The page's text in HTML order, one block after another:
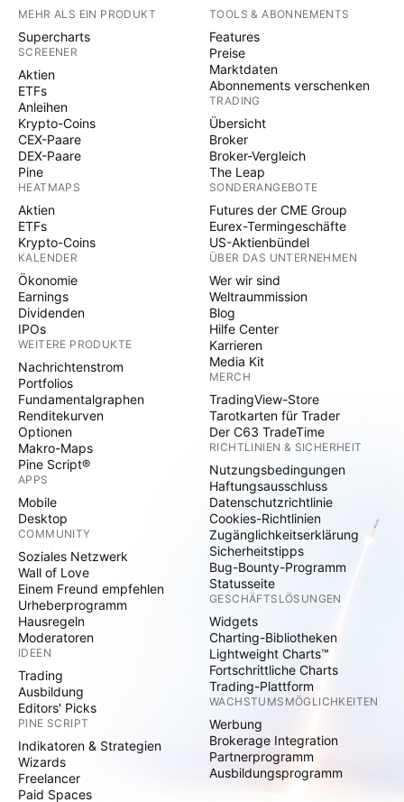
MEHR ALS EIN PRODUKT
Supercharts
SCREENER
Aktien
ETFs
Anleihen
Krypto-Coins
CEX-Paare
DEX-Paare
Pine
HEATMAPS
Aktien
ETFs
Krypto-Coins
KALENDER
Ökonomie
Earnings
Dividenden
IPOs
WEITERE PRODUKTE
Nachrichtenstrom
Portfolios
Fundamentalgraphen
Renditekurven
Optionen
Makro-Maps
Pine Script®
APPS
Mobile
Desktop
COMMUNITY
Soziales Netzwerk
Wall of Love
Einem Freund empfehlen
Urheberprogramm
Hausregeln
Moderatoren
IDEEN
Trading
Ausbildung
Editors' Picks
PINE SCRIPT
Indikatoren & Strategien
Wizards
Freelancer
Paid Spaces
TOOLS & ABONNEMENTS
Features
Preise
Marktdaten
Abonnements verschenken
TRADING
Übersicht
Broker
Broker-Vergleich
The Leap
SONDERANGEBOTE
Futures der CME Group
Eurex-Termingeschäfte
US-Aktienbündel
ÜBER DAS UNTERNEHMEN
Wer wir sind
Weltraummission
Blog
Hilfe Center
Karrieren
Media Kit
MERCH
TradingView-Store
Tarotkarten für Trader
Der C63 TradeTime
RICHTLINIEN & SICHERHEIT
Nutzungsbedingungen
Haftungsausschluss
Datenschutzrichtlinie
Cookies-Richtlinien
Zugänglichkeitserklärung
Sicherheitstipps
Bug-Bounty-Programm
Statusseite
GESCHÄFTSLÖSUNGEN
Widgets
Charting-Bibliotheken
Lightweight Charts™
Fortschrittliche Charts
Trading-Plattform
WACHSTUMSMÖGLICHKEITEN
Werbung
Brokerage Integration
Partnerprogramm
Ausbildungsprogramm